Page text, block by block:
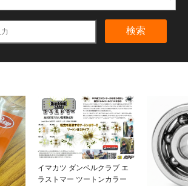
検索
イマカツ ダンベルクラブ エ
ラストマー ツートンカラー